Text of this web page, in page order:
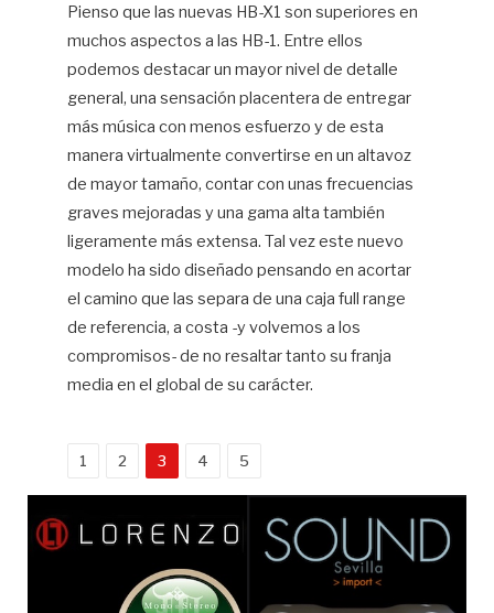
Pienso que las nuevas HB-X1 son superiores en
muchos aspectos a las HB-1. Entre ellos
podemos destacar un mayor nivel de detalle
general, una sensación placentera de entregar
más música con menos esfuerzo y de esta
manera virtualmente convertirse en un altavoz
de mayor tamaño, contar con unas frecuencias
graves mejoradas y una gama alta también
ligeramente más extensa. Tal vez este nuevo
modelo ha sido diseñado pensando en acortar
el camino que las separa de una caja full range
de referencia, a costa -y volvemos a los
compromisos- de no resaltar tanto su franja
media en el global de su carácter.
1 2 3 4 5